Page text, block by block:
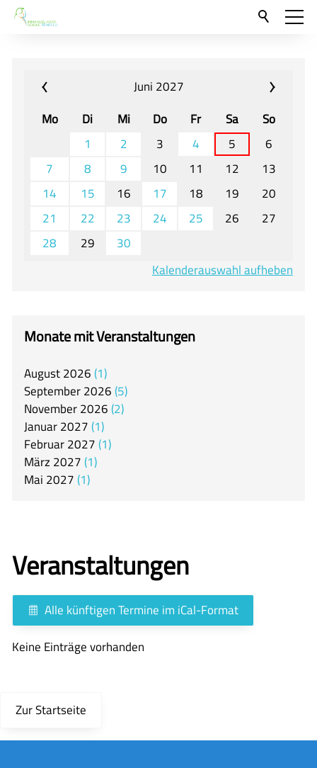
Neu hier?
Für Eltern und Schüler
Willkommen
Veranstaltungen und Termine
Unser Unterricht - Fachcurricula
Unsere Konzepte
Downloads
Unter-, Mittel und Oberstufe
itslearning
Arbeitsgemeinschaften
Mensa
Unsere Schulgemeinschaft
Kontakt
Juni 2027
Mo
Di Mi Do Fr Sa
So
1
2 3 4 5
6
7
8 9 10 11 12
13
14
15 16 17 18 19
20
21
22 23 24 25 26
27
28
29
30
Kalenderauswahl aufheben
Monate mit Veranstaltungen
August2026 1
September2026 5
November2026 2
Januar2027 1
Februar2027 1
März 2027 1
Mai 2027 1
Veranstaltungen
Alle künftigen Termine im iCal-Format
Keine Einträge vorhanden
Zur Startseite